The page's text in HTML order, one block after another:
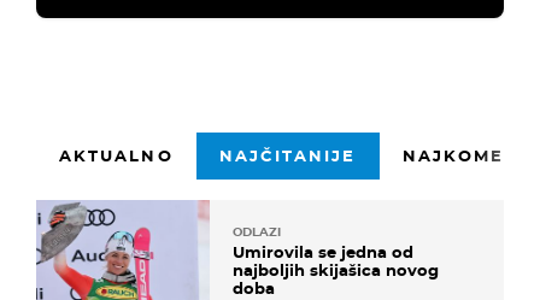
AKTUALNO NAJČITANIJE
ODLAZI
Umirovila se jedna od
najboljih skijašica novog
doba